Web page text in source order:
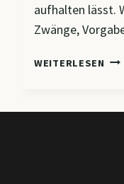
aufhalten lässt.
Zwänge,
WEITERLESEN